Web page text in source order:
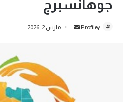
جوهانسبرج
Profiley
ي
مارس 2, 2026